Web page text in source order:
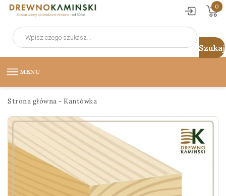
0
Wyszukiwarka
produktów
MENU
Strona główna - Kantówka